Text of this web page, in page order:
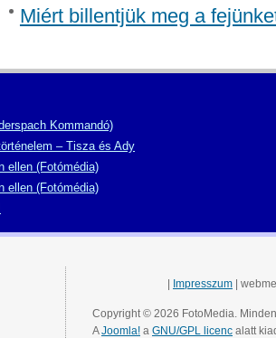
Miért billentjük meg a
Kommandó)
– Tisza és Ady
ellen (Fotómédia)
ellen (Fotómédia)
Impresszum |
Copyright © 2026 FotoMedia.
AJoomla! a GNU/GPL licenc alatt